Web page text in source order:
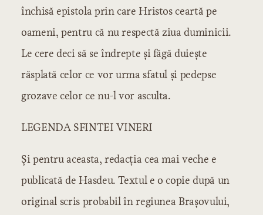
închisă epistola prin care Hristos ceartă pe
oameni, pentru că nu respectă ziua duminicii.
Le cere deci să se îndrepte şi făgă duieşte
răsplată celor ce vor urma sfatul şi pedepse
grozave celor ce nu-l vor asculta.
LEGENDA SFINTEI VINERI
Şi pentru aceasta, redacţia cea mai veche e
publicată de Hasdeu. Textul e o copie după un
original scris probabil în regiunea Braşovului,